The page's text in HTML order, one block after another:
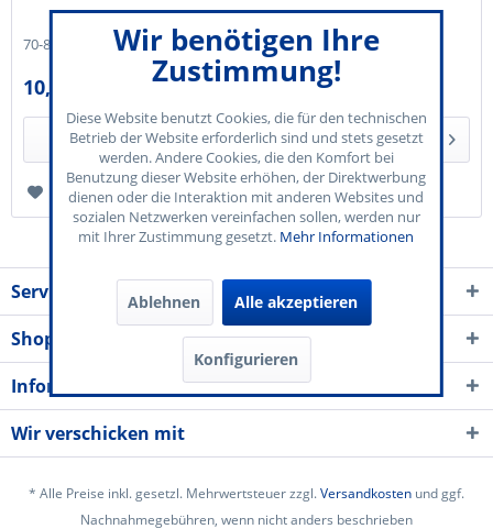
70-800-001
10,00 € *
Details
Merken
Service Kontakt
Shop Service
Informationen
Wir verschicken mit
* Alle Preise inkl. gesetzl. Mehrwertsteuer zzgl.Versandkosten und ggf.
Nachnahmegebühren, wenn nicht anders beschrieben
Wir benötigen Ihre
Zustimmung!
Diese Website benutzt Cookies, die für den technischen
Betrieb der Website erforderlich sind und stets gesetzt
werden. Andere Cookies, die den Komfort bei
Benutzung dieser Website erhöhen, der Direktwerbung
dienen oder die Interaktion mit anderen Websites und
sozialen Netzwerken vereinfachen sollen, werden nur
mit Ihrer Zustimmung gesetzt. Mehr Informationen
Ablehnen Alle akzeptieren
Konfigurieren